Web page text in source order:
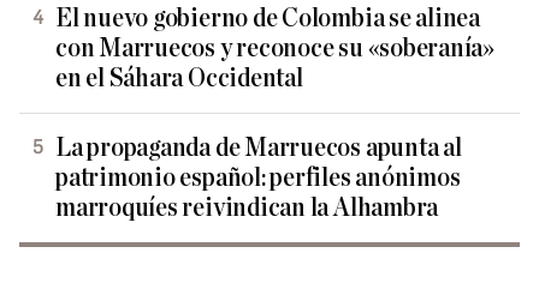
El nuevo gobierno de Colombia se alinea
con Marruecos y reconoce su «soberanía»
en el Sáhara Occidental
La propaganda de Marruecos apunta al
patrimonio español: perfiles anónimos
marroquíes reivindican la Alhambra